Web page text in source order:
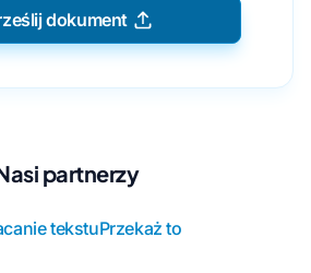
dokument
partnerzy
tekstuPrzekaż to